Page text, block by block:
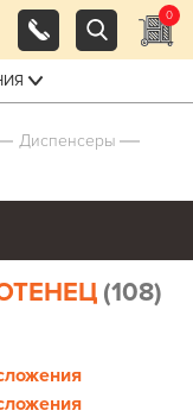
0
Диспенсеры
(108)